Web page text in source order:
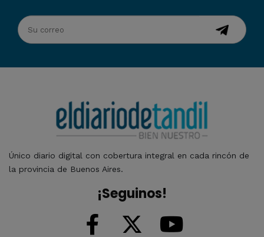
Único diario digital con cobertura integral en cada rincón de
la provincia de Buenos Aires.
¡Seguinos!